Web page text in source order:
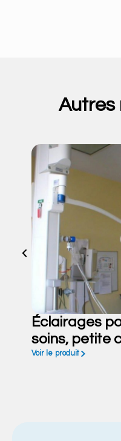
Autres
Éclairages
soins, petite
Voir le produit